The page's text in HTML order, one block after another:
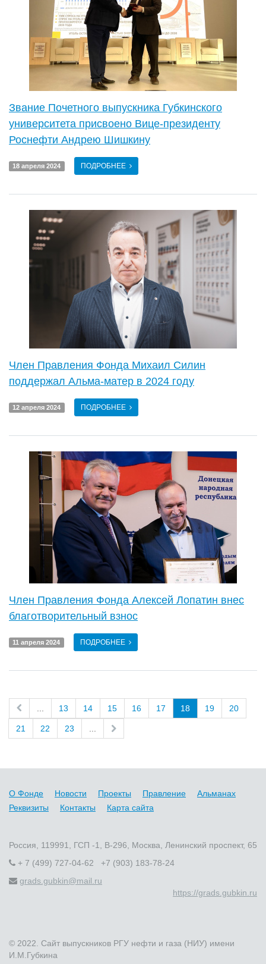
Звание Почетного выпускника Губкинского
университета присвоено Вице-президенту
Роснефти Андрею Шишкину
18 апреля 2024 ПОДРОБНЕЕ
Член Правления Фонда Михаил Силин
поддержал Альма-матер в 2024 году
12 апреля 2024 ПОДРОБНЕЕ
Член Правления Фонда Алексей Лопатин внес
благотворительный взнос
11 апреля 2024 ПОДРОБНЕЕ
13 14 15 16 17 18 19 20
21 22 23
О Фонде Новости Проекты Правление
Альманах
Реквизиты
Контакты Карта сайта
Россия, 119991, ГСП -1, В-296, Москва, Ленинский проспект, 65
+ 7 (499) 727-04-62 +7 (903) 183-78-24
grads.gubkin@mail.ru
https://grads.gubkin.ru
© 2022. Сайт выпускников РГУ нефти и газа (НИУ) имени
И.М.Губкина